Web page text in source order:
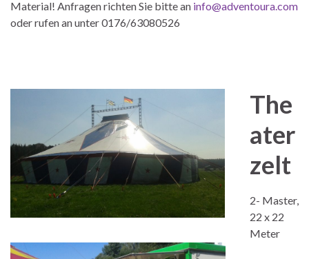
Material! Anfragen richten Sie bitte an info@adventoura.com
oder rufen an unter 0176/63080526
The
ater
zelt
2- Master,
22 x 22
Meter